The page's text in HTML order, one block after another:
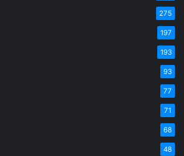
275
197
193
93
77
71
68
48